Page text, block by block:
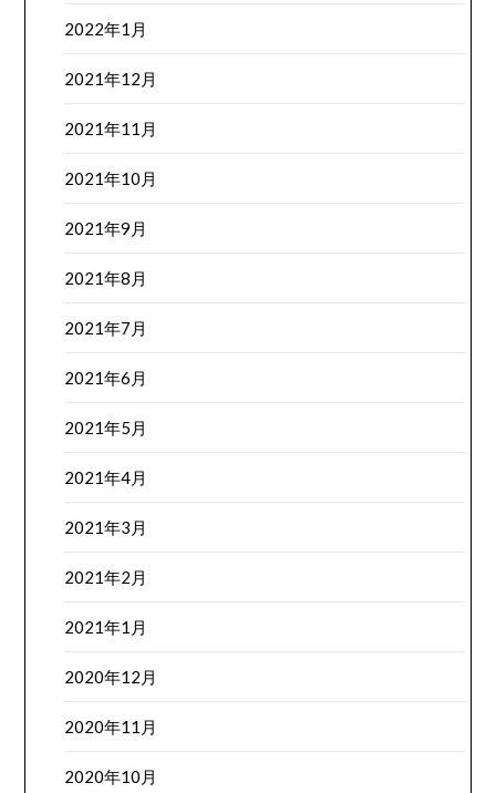
2022年1月
2021年12月
2021年11月
2021年10月
2021年9月
2021年8月
2021年7月
2021年6月
2021年5月
2021年4月
2021年3月
2021年2月
2021年1月
2020年12月
2020年11月
2020年10月